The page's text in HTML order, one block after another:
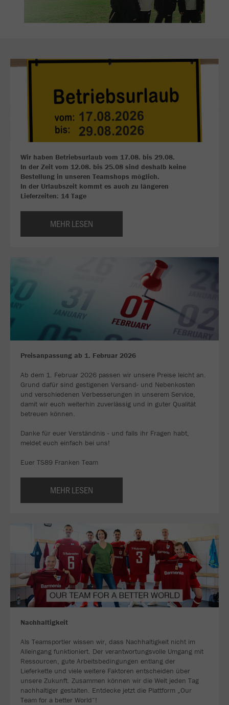
Wir haben Betriebsurlaub vom 17.08. bis 29.08.
In der Zeit vom 12.08. bis 25.08 sind deshalb keine
Bestellung in unseren Teamshops möglich.
In der Urlaubszeit kommt es auch zu längeren
Lieferzeiten: 14 Tage
MEHR LESEN
Preisanpassung ab 1. Februar 2026
Ab dem 1. Februar 2026 passen wir unsere Preise leicht an.
Grund dafür sind gestigenen Versand- und Nebenkosten
und verschiedenen Verbesserungen in unserem Service,
damit wir euch weiterhin zuverlässig und in guter Qualität
betreuen können.
Danke für euer Verständnis - und falls ihr Fragen habt,
meldet euch einfach bei uns!
Euer TS89 Franken Team
MEHR LESEN
Nachhaltigkeit
Als Teamsportler wissen wir, dass Nachhaltigkeit nicht im
Alleingang funktioniert. Der verantwortungsvolle Umgang mit
Ressourcen, gute Arbeitsbedingungen entlang der
Lieferkette und viele weitere Faktoren entscheiden über
unsere Zukunft. Zusammen können wir die Welt jeden Tag
nachhaltiger gestalten. Entdecke jetzt die Plattform „Our
Team for a better World“!